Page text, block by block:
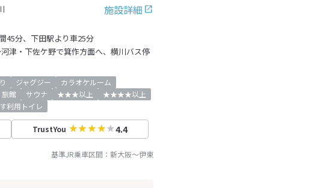
施設詳細
45分、下田駅より車25分
津・下佐ケ野で箕作方面へ、横川バス停
ジャグジー
カラオケルーム
旅館 サウナ ★★★以上
★★★★以上
利用トイレ
TrustYou 4.4
基準JR乗車区間： 新大阪～伊東